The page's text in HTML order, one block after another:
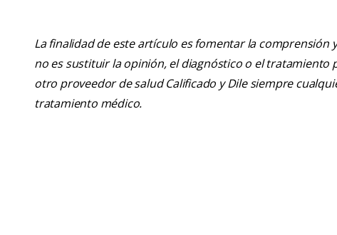
La finalidad de este artículo es fomentar la
no es sustituir la opinión, el diagnóstico o el
otro proveedor de salud Calificado y Dile siempre
tratamiento médico.